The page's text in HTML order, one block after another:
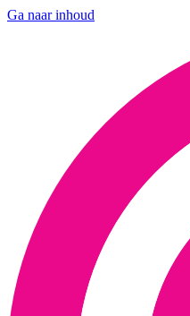
Ga naar inhoud